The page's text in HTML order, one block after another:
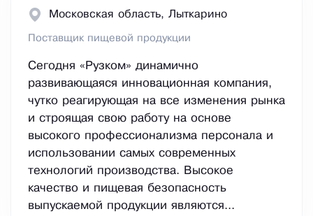
Московская область, Лыткарино
Поставщик пищевой продукции
Сегодня «Рузком» динамично
развивающаяся инновационная компания,
чутко реагирующая на все изменения рынка
и строящая свою работу на основе
высокого профессионализма персонала и
использовании самых современных
технологий производства. Высокое
качество и пищевая безопасность
выпускаемой продукции являются...